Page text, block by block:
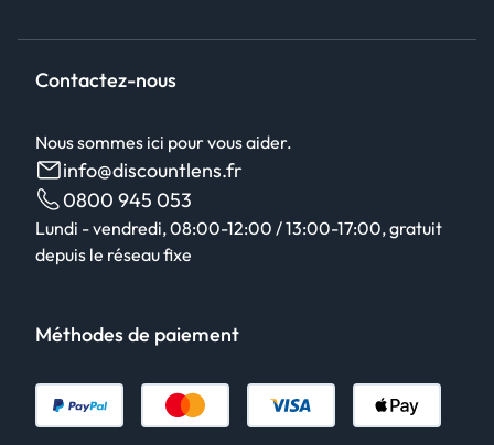
Contactez-nous
Nous sommes ici pour vous aider.
info@discountlens.fr
0800 945 053
Lundi - vendredi, 08:00-12:00 / 13:00-17:00, gratuit
depuis le réseau fixe
Méthodes de paiement